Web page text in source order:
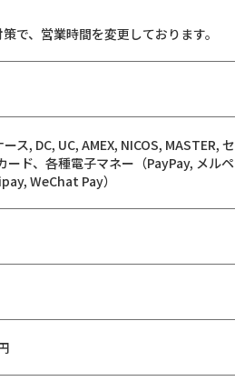
で、営業時間を変更しております。
ス, DC, UC, AMEX, NICOS, MASTER, セ
ド、各種電子マネー（PayPay, メルペ
WeChat Pay）